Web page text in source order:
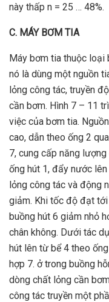
này thấp n = 25 … 48%.
C. MÁY BƠM TIA
Máy bơm tia thuộc loại
nó là dùng một nguồn
lỏng công tác, truyền
cần bơm. Hình 7 – 11
việc của bơm tia.
cao, dẫn theo ống 2
7, cung cấp năng
ống hút 1, đẩy nước
lỏng công tác và động
giảm. Khi tốc độ đạt
buồng hút 6 giảm nhỏ
chân không. Dưới tác
hút lên từ bể 4 theo
hợp 7. ở trong buồng
dòng chất lỏng cần
công tác truyền một